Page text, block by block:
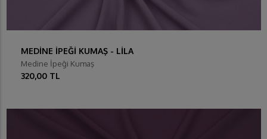
MEDİNE İPEĞİ KUMAŞ - LİLA
Medine İpeği Kumaş
320,00 TL